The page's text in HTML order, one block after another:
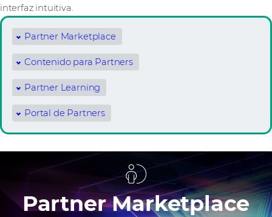
interfaz intuitiva.
Partner Marketplace
Contenido para Partners
Partner Learning
Portal de Partners
Partner Marketplace